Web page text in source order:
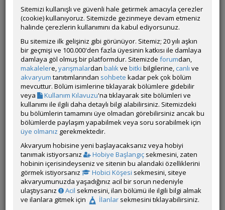
hasan öztamur
Çevrim Dışı
Özel Üye
Gönderim Zamanı:28 Eylül 2008 17:27
Herkese merhabalar, bende aranıza yeni katıldım.
Beğenenler: burak99,
Üye imzalarını sadece giriş yapan üyelerimiz görebilir
ÖM
hafız
Çevrim Dışı
Gönderim Zamanı:29 Eylül 2008 05:12
Tüm akvaryum dostlarına kocaman bir Merhaba ben hafız
Sitemizi kullanışlı ve güvenli hale getirmek amacıyla çerezler
(cookie) kullanıyoruz. Sitemizde gezinmeye devam etmeniz
halinde çerezlerin kullanımını da kabul ediyorsunuz.
Bu sitemize ilk gelişiniz gibi görünüyor. Sitemiz; 20 yılı aşkın
bir geçmişi ve 100.000'den fazla üyesinin katkısı ile damlaya
damlaya göl olmuş bir platformdur. Sitemizde forumdan,
makalelere,yarışmalardan balıkve bitki bilgilerine, canlı ve
akvaryum tanıtımlarından sohbete kadar pek çok bölüm
mevcuttur. Bölüm isimlerine tıklayarak bölümlere gidebilir
veya
Kullanım Kılavuzu'na tıklayarak site bölümleri ve
kullanımı ile ilgili daha detaylı bilgi alabilirsiniz. Sitemizdeki
bu bölümlerin tamamını üye olmadan görebilirsiniz ancak bu
bölümlerde paylaşım yapabilmek veya soru sorabilmek için
üye olmanız gerekmektedir.
Akvaryum hobisine yeni başlayacaksanız veya hobiyi
tanımak istiyorsanız
Hobiye Başlangıç sekmesini, zaten
hobinin içerisindeyseniz ve sitenin bu alandaki özelliklerini
görmek istiyorsanız
Hobici Köşesi sekmesini, siteye
akvaryumunuzda yaşadığınız acil bir sorun nedeniyle
ulaştıysanız
Acil sekmesini, ilan bölümü ile ilgili bilgi almak
ve ilanlara gitmek için
İlanlar sekmesini tıklayabilirsiniz.